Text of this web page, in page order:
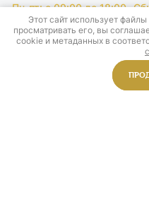
Пн-пт: с 09:00 до 18:00
Ресепшн Отеля:
8 (916) 707-14-20
8 (495) 616-08-15
Этот сайт использует
просматривать его, вы
cookie и метаданных в